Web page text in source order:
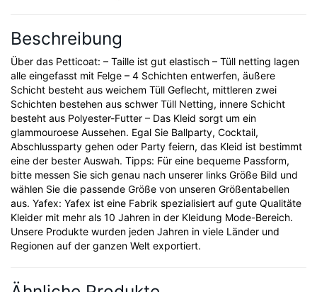
Beschreibung
Über das Petticoat: – Taille ist gut elastisch – Tüll netting lagen
alle eingefasst mit Felge – 4 Schichten entwerfen, äußere
Schicht besteht aus weichem Tüll Geflecht, mittleren zwei
Schichten bestehen aus schwer Tüll Netting, innere Schicht
besteht aus Polyester-Futter – Das Kleid sorgt um ein
glammouroese Aussehen. Egal Sie Ballparty, Cocktail,
Abschlussparty gehen oder Party feiern, das Kleid ist bestimmt
eine der bester Auswah. Tipps: Für eine bequeme Passform,
bitte messen Sie sich genau nach unserer links Größe Bild und
wählen Sie die passende Größe von unseren Größentabellen
aus. Yafex: Yafex ist eine Fabrik spezialisiert auf gute Qualitäte
Kleider mit mehr als 10 Jahren in der Kleidung Mode-Bereich.
Unsere Produkte wurden jeden Jahren in viele Länder und
Regionen auf der ganzen Welt exportiert.